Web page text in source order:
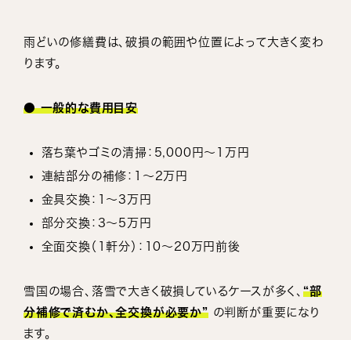
雨どいの修繕費は、破損の範囲や位置によって大きく変わ
ります。
● 一般的な費用目安
落ち葉やゴミの清掃：5,000円〜1万円
連結部分の補修：1〜2万円
金具交換：1〜3万円
部分交換：3〜5万円
全面交換（1軒分）：10〜20万円前後
雪国の場合、落雪で大きく破損しているケースが多く、 “部
分補修で済むか、全交換が必要か”の判断が重要になり
ます。